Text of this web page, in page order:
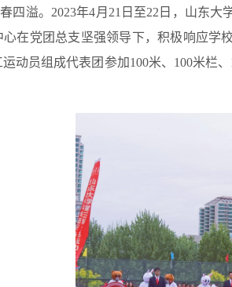
四溢。2023年4月21日至22日，山东大
心在党团总支坚强领导下，积极响应学
动员组成代表团参加100米、100米栏